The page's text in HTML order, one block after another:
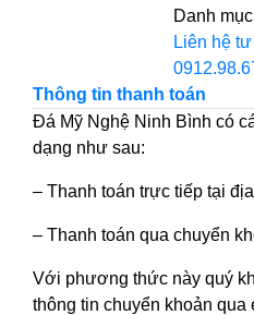
Danh
Liên hệ
Thông tin thanh toán
Đá Mỹ Nghệ Ninh Bình có
dạng như sau:
– Thanh toán trực tiếp tại
– Thanh toán qua chuyển
Với phương thức này quý
thông tin chuyển khoản